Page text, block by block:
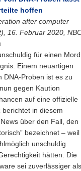
hoffen
after computer
16. Februar 2020,
für einen Mord
Einem neuartigen
DNA-Proben ist es zu
gegen Kaution
auf eine offizielle
berichtet in diesem
über den Fall, den
bezeichnet – weil
unschuldig
hätten. Die
sei zuverlässiger als